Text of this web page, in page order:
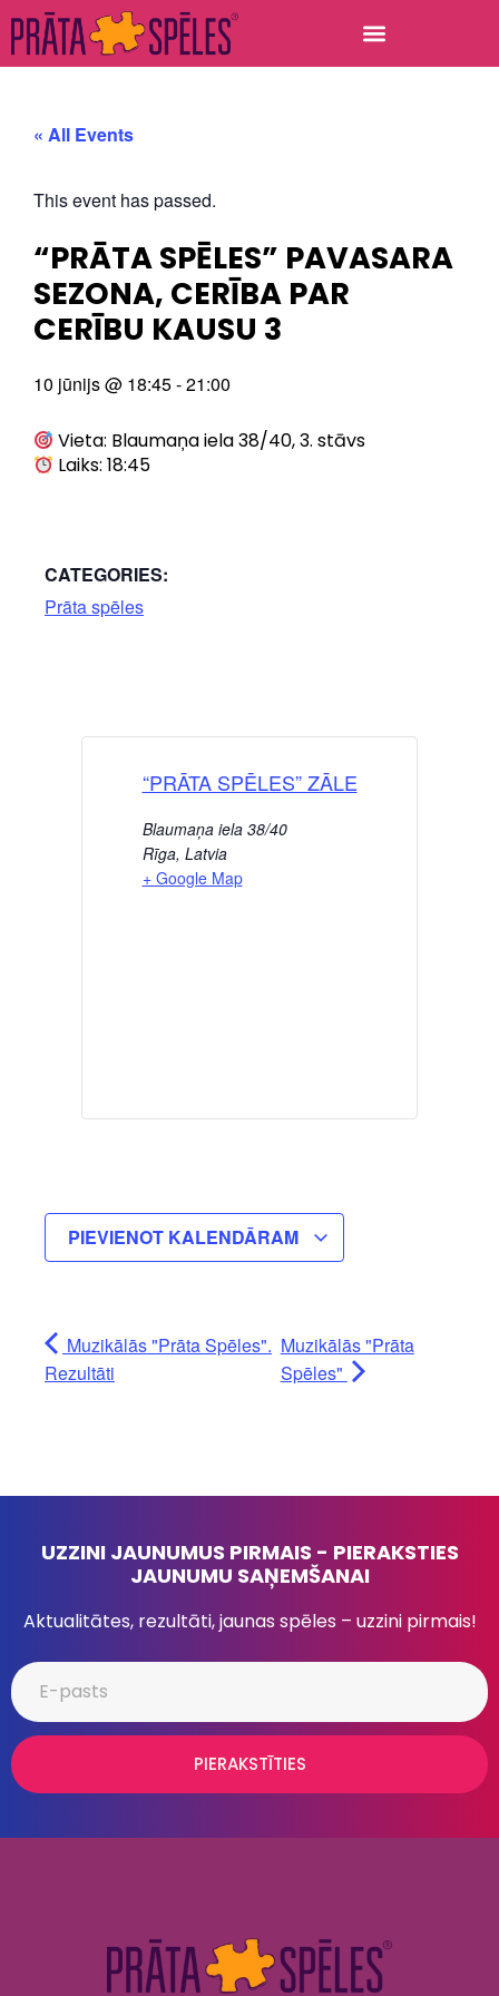
« All Events
This event has passed.
“PRĀTA SPĒLES” PAVASARA
SEZONA, CERĪBA PAR
CERĪBU KAUSU 3
10 jūnijs@ 18:45-21:00
Vieta: Blaumaņa iela 38/40, 3. stāvs
Laiks: 18:45
CATEGORIES:
Prāta spēles
“PRĀTA SPĒLES” ZĀLE
Blaumaņa iela 38/40
Rīga, Latvia
+ Google Map
PIEVIENOT KALENDĀRAM
Muzikālās "Prāta Spēles".
Rezultāti
Muzikālās "Prāta
Spēles"
UZZINI JAUNUMUS PIRMAIS - PIERAKSTIES
JAUNUMU SAŅEMŠANAI
Aktualitātes, rezultāti, jaunas spēles – uzzini pirmais!
PIERAKSTĪTIES